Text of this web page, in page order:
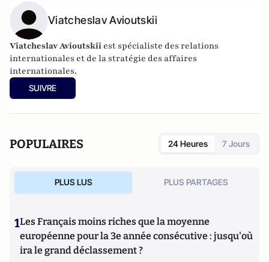
Viatcheslav Avioutskii
Viatcheslav Avioutskii est spécialiste des relations
internationales et de la stratégie des affaires
internationales.
SUIVRE
POPULAIRES 24 Heures 7 Jours
PLUS LUS PLUS PARTAGES
1Les Français moins riches que la moyenne
européenne pour la 3e année consécutive : jusqu'où
ira le grand déclassement ?